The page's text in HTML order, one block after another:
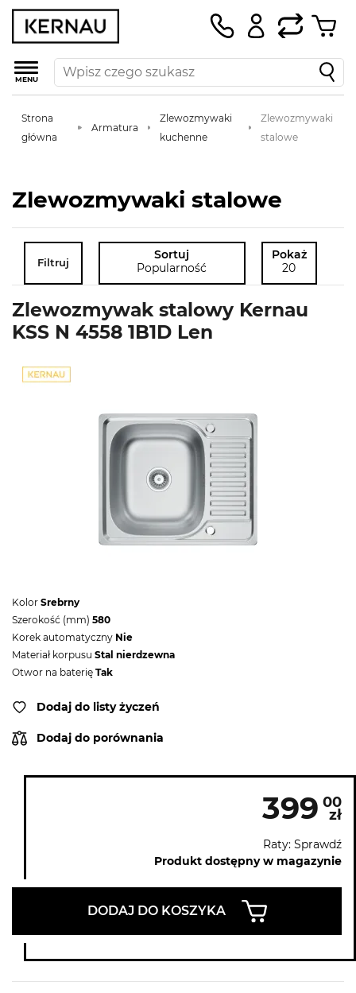
MENU
Strona
główna
Armatura
Zlewozmywaki
kuchenne
Zlewozmywaki
stalowe
Zlewozmywaki stalowe
Filtruj
Sortuj
Popularność
Pokaż
20
Zlewozmywak stalowy Kernau
KSS N 4558 1B1D Len
Kolor Srebrny
Szerokość (mm) 580
Korek automatyczny Nie
Materiał korpusu Stal nierdzewna
Otwor na baterię Tak
Dodaj do listy życzeń
Dodaj do porównania
399 00
zł
Raty: Sprawdź
Produkt dostępny w magazynie
DODAJ DO KOSZYKA